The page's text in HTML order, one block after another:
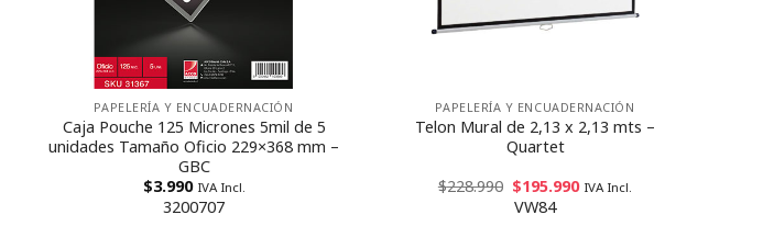
PAPELERÍA Y ENCUADERNACIÓN
Caja Pouche 125 Micrones 5mil de 5
unidades Tamaño Oficio 229×368 mm –
GBC
$3.990 IVA Incl.
3200707
PAPELERÍA Y ENCUADERNACIÓN
Telon Mural de 2,13 x 2,13 mts –
Quartet
$228.990 $195.990 IVA Incl.
VW84